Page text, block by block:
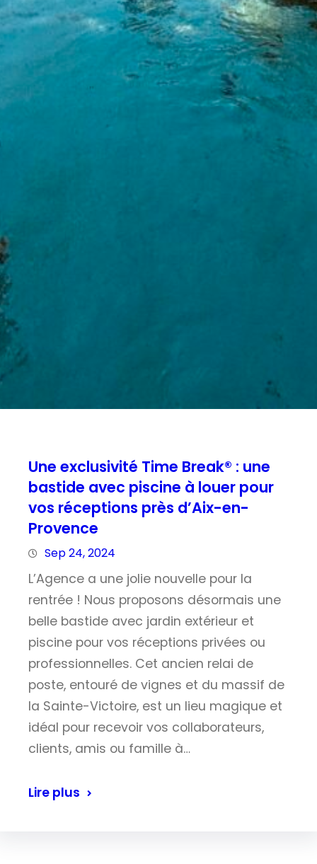
Une exclusivité Time Break® : une
bastide avec piscine à louer pour
vos réceptions près d’Aix-en-
Provence
Sep 24, 2024
L’Agence a une jolie nouvelle pour la
rentrée ! Nous proposons désormais une
belle bastide avec jardin extérieur et
piscine pour vos réceptions privées ou
professionnelles. Cet ancien relai de
poste, entouré de vignes et du massif de
la Sainte-Victoire, est un lieu magique et
idéal pour recevoir vos collaborateurs,
clients, amis ou famille à…
Lire plus